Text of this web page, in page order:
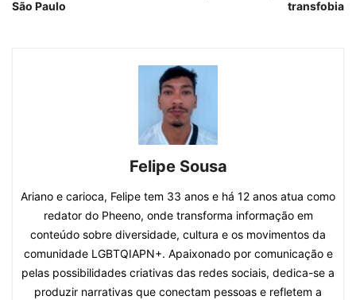
São Paulo
transfobia
Felipe Sousa
Ariano e carioca, Felipe tem 33 anos e há 12 anos atua como
redator do Pheeno, onde transforma informação em
conteúdo sobre diversidade, cultura e os movimentos da
comunidade LGBTQIAPN+. Apaixonado por comunicação e
pelas possibilidades criativas das redes sociais, dedica-se a
produzir narrativas que conectam pessoas e refletem a